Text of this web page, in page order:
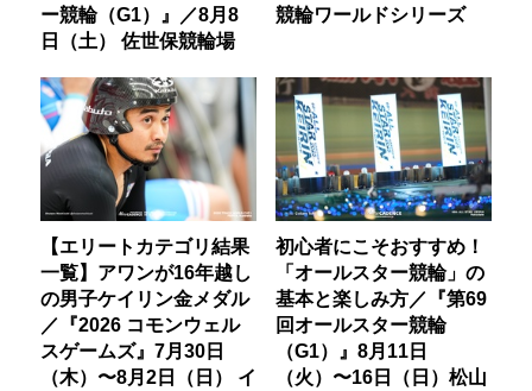
ー競輪（G1）』／8月8
日（土） 佐世保競輪場
競輪ワールドシリーズ
【エリートカテゴリ結果
一覧】アワンが16年越し
の男子ケイリン金メダル
／『2026 コモンウェル
スゲームズ』7月30日
（木）〜8月2日（日） イ
初心者にこそおすすめ！
「オールスター競輪」の
基本と楽しみ方／『第69
回オールスター競輪
（G1）』8月11日
（火）〜16日（日）松山